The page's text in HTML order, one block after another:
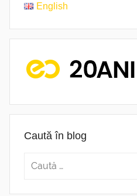
English
Caută în blog